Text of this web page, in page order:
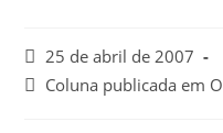
25 de abril de 2007
Coluna publicada em